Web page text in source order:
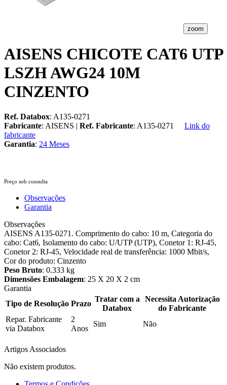
zoom
AISENS CHICOTE CAT6 UTP
LSZH AWG24 10M
CINZENTO
Ref. Databox: A135-0271
Fabricante: AISENS | Ref. Fabricante: A135-0271
Link do
fabricante
Garantia: 24 Meses
Preço sob consulta
Observações
Garantia
Observações
AISENS A135-0271. Comprimento do cabo: 10 m, Categoria do
cabo: Cat6, Isolamento do cabo: U/UTP (UTP), Conetor 1: RJ-45,
Conetor 2: RJ-45, Velocidade real de transferência: 1000 Mbit/s,
Cor do produto: Cinzento
Peso Bruto: 0.333 kg
Dimensões Embalagem: 25 X 20 X 2 cm
Garantia
Tipo de Resolução Prazo
Tratar com a
Databox
Necessita Autorização
do Fabricante
Repar. Fabricante
via Databox
2
Anos
Sim Não
Artigos Associados
Não existem produtos.